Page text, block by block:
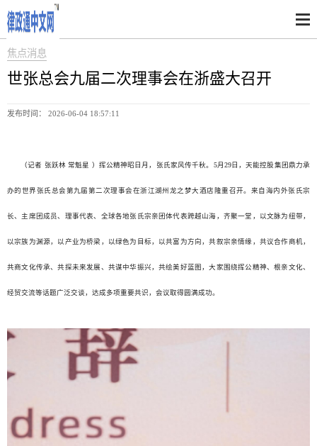
焦点消息
世张总会九届二次理事会在浙盛大召开
发布时间： 2026-06-04 18:57:11
（记者 张跃林 常魁星 ）挥公精神昭日月，张氏家风传千秋。5月29日，天能控股集团鼎力承
办的世界张氏总会第九届第二次理事会在浙江湖州龙之梦大酒店隆重召开。来自海内外张氏宗
长、主席团成员、理事代表、全球各地张氏宗亲团体代表跨越山海，齐聚一堂，以文脉为纽带，
以宗族为渊源，以产业为桥梁，以绿色为目标，以共富为方向，共叙宗亲情缘，共议合作商机，
共商文化传承、共探未来发展、共谋中华振兴，共绘美好蓝图，大家围绕挥公精神、根亲文化、
经贸交流等话题广泛交谈，达成多项重要共识，会议取得圆满成功。